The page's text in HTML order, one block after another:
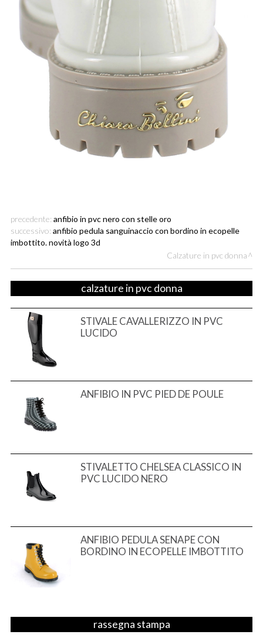
precedente: anfibio in pvc nero con stelle oro
successivo: anfibio pedula sanguinaccio con bordino in ecopelle
imbottito. novità logo 3d
Calzature in pvc donna
calzature in pvc donna
STIVALE CAVALLERIZZO IN PVC
LUCIDO
ANFIBIO IN PVC PIED DE POULE
STIVALETTO CHELSEA CLASSICO IN
PVC LUCIDO NERO
ANFIBIO PEDULA SENAPE CON
BORDINO IN ECOPELLE IMBOTTITO
rassegna stampa